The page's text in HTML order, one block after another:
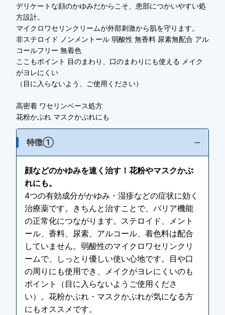
デリケートな顔のかゆみだからこそ、患部につかいやすい処
方設計。
マイクロワセリンクリームが外部刺激から肌を守ります。
非ステロイド ノンメントール 弱酸性 無香料 尿素無配合 アル
コールフリー 無着色
ここもポイント 目のまわり、口のまわりにも使える メイク
がヨレにくい
（目に入らないよう、ご使用ください）
高密着 ワセリンベース処方
花粉かぶれ マスクかぶれにも
特徴①
顔などのかゆみを速く治す！花粉やマスクかぶ
れにも。
4つの有効成分がかゆみ・湿疹などの症状に効く
治療薬です。きちんと治すことで、バリア機能
の正常化につながります。ステロイド、メント
ール、香料、尿素、アルコール、着色料は配合
していません。弱酸性のマイクロワセリンクリ
ームで、しっとり優しい使い心地です。目や口
の周りにも使用でき、メイクがヨレにくいのも
ポイント（目に入らないようご使用くださ
い）。花粉かぶれ・マスクかぶれが気になる方
にもオススメです。